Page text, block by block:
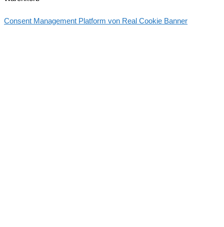
Consent Management Platform von Real Cookie Banner